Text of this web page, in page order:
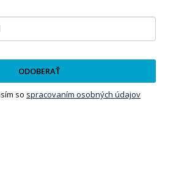
ODOBERAŤ
so spracovaním osobných údajov